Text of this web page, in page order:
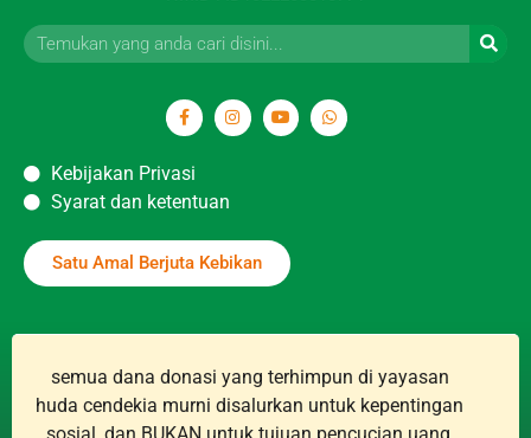
Kebijakan Privasi
Syarat dan ketentuan
Satu Amal Berjuta Kebikan
semua dana donasi yang terhimpun di yayasan
huda cendekia murni disalurkan untuk kepentingan
sosial, dan BUKAN untuk tujuan pencucian uang,